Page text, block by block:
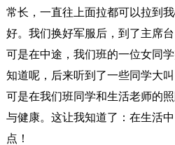
常长，一直往上面拉都可以拉到
好。我们换好军服后，到了主席
可是在中途，我们班的一位女同
知道呢，后来听到了一些同学大
可是在我们班同学和生活老师的
与健康。这让我知道了：在生活
点！